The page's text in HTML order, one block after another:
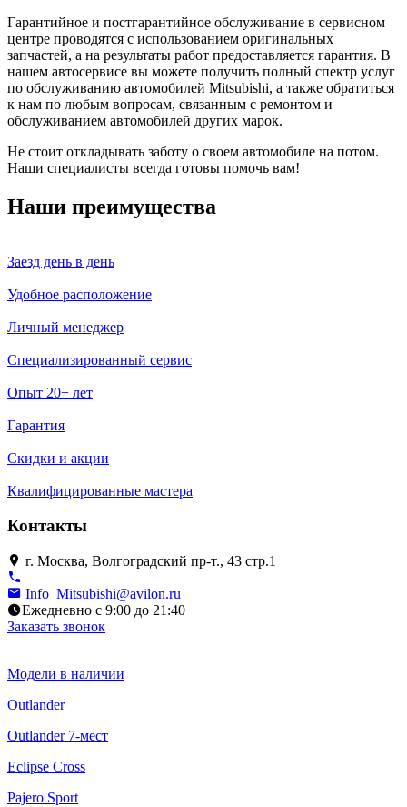
Гарантийное и постгарантийное обслуживание в сервисном
центре проводятся с использованием оригинальных
запчастей, а на результаты работ предоставляется гарантия. В
нашем автосервисе вы можете получить полный спектр услуг
по обслуживанию автомобилей Mitsubishi, а также обратиться
к нам по любым вопросам, связанным с ремонтом и
обслуживанием автомобилей других марок.
Не стоит откладывать заботу о своем автомобиле на потом.
Наши специалисты всегда готовы помочь вам!
Наши преимущества
Заезд день в день
Удобное расположение
Личный менеджер
Специализированный сервис
Опыт 20+ лет
Гарантия
Скидки и акции
Квалифицированные мастера
Контакты
г. Москва, Волгоградский пр-т., 43 стр.1
Info_Mitsubishi@avilon.ru
Ежедневно с 9:00 до 21:40
Заказать звонок
Модели в наличии
Outlander
Outlander 7-мест
Eclipse Cross
Pajero Sport